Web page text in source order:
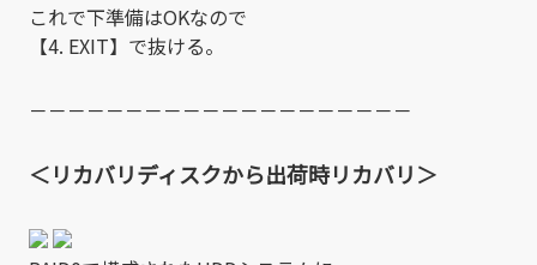
これで下準備はOKなので
【4. EXIT】で抜ける。
－－－－－－－－－－－－－－－－－－－－
＜リカバリディスクから出荷時リカバリ＞